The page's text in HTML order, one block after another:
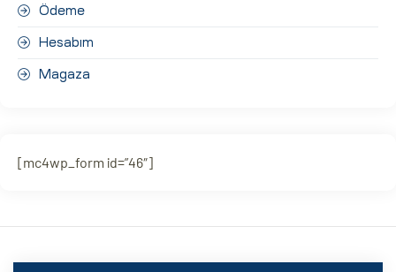
Ödeme
Hesabım
Magaza
[mc4wp_form id=”46″]